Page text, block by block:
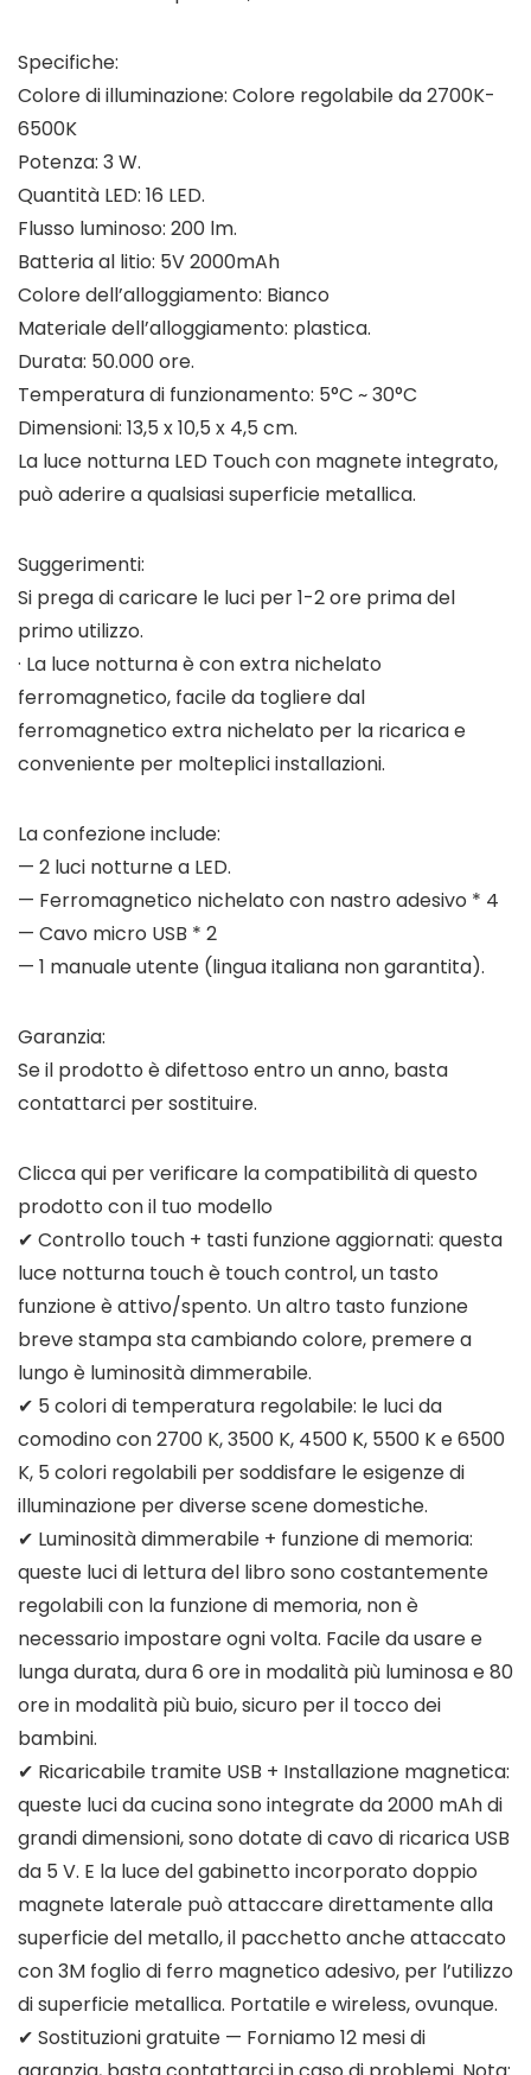
Specifiche:
Colore di illuminazione: Colore regolabile da 2700K-
6500K
Potenza: 3 W.
Quantità LED: 16 LED.
Flusso luminoso: 200 lm.
Batteria al litio: 5V 2000mAh
Colore dell’alloggiamento: Bianco
Materiale dell’alloggiamento: plastica.
Durata: 50.000 ore.
Temperatura di funzionamento: 5°C ~ 30°C
Dimensioni: 13,5 x 10,5 x 4,5 cm.
La luce notturna LED Touch con magnete integrato,
può aderire a qualsiasi superficie metallica.
Suggerimenti:
Si prega di caricare le luci per 1-2 ore prima del
primo utilizzo.
· La luce notturna è con extra nichelato
ferromagnetico, facile da togliere dal
ferromagnetico extra nichelato per la ricarica e
conveniente per molteplici installazioni.
La confezione include:
— 2 luci notturne a LED.
— Ferromagnetico nichelato con nastro adesivo * 4
— Cavo micro USB * 2
— 1 manuale utente (lingua italiana non garantita).
Garanzia:
Se il prodotto è difettoso entro un anno, basta
contattarci per sostituire.
Clicca qui per verificare la compatibilità di questo
prodotto con il tuo modello
✔ Controllo touch + tasti funzione aggiornati: questa
luce notturna touch è touch control, un tasto
funzione è attivo/spento. Un altro tasto funzione
breve stampa sta cambiando colore, premere a
lungo è luminosità dimmerabile.
✔ 5 colori di temperatura regolabile: le luci da
comodino con 2700 K, 3500 K, 4500 K, 5500 K e 6500
K, 5 colori regolabili per soddisfare le esigenze di
illuminazione per diverse scene domestiche.
✔ Luminosità dimmerabile + funzione di memoria:
queste luci di lettura del libro sono costantemente
regolabili con la funzione di memoria, non è
necessario impostare ogni volta. Facile da usare e
lunga durata, dura 6 ore in modalità più luminosa e 80
ore in modalità più buio, sicuro per il tocco dei
bambini.
✔ Ricaricabile tramite USB + Installazione magnetica:
queste luci da cucina sono integrate da 2000 mAh di
grandi dimensioni, sono dotate di cavo di ricarica USB
da 5 V. E la luce del gabinetto incorporato doppio
magnete laterale può attaccare direttamente alla
superficie del metallo, il pacchetto anche attaccato
con 3M foglio di ferro magnetico adesivo, per l’utilizzo
di superficie metallica. Portatile e wireless, ovunque.
✔ Sostituzioni gratuite — Forniamo 12 mesi di